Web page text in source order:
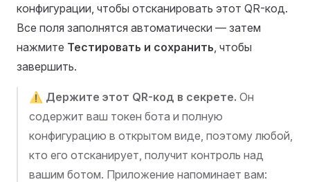
конфигурации, чтобы отсканировать этот QR-код.
Все поля заполнятся автоматически — затем
нажмите Тестировать и сохранить, чтобы
завершить.
⚠️ Держите этот QR-код в секрете. Он
содержит ваш токен бота и полную
конфигурацию в открытом виде, поэтому любой,
кто его отсканирует, получит контроль над
вашим ботом. Приложение напоминает вам: